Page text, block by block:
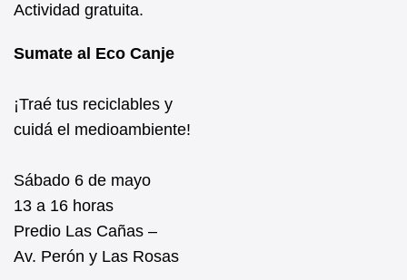
Actividad gratuita.
Sumate al Eco Canje
¡Traé tus reciclables y
cuidá el medioambiente!
Sábado 6 de mayo
13 a 16 horas
Predio Las Cañas –
Av. Perón y Las Rosas